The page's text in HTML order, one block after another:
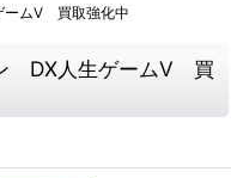
ームⅤ 買取強化中
DX人生ゲームⅤ 買